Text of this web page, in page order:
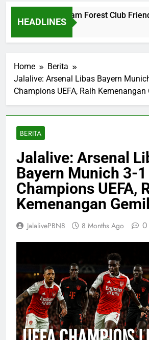
HEADLINES
vs Nottingham Forest Club
Home
Berita
Jalalive: Arsenal Libas Bayern
Champions UEFA, Raih Kemenangan
BERITA
Jalalive: Arsenal
Bayern Munich 3-
Champions UEFA,
Kemenangan
JalalivePBN8 8 Months Ago 0